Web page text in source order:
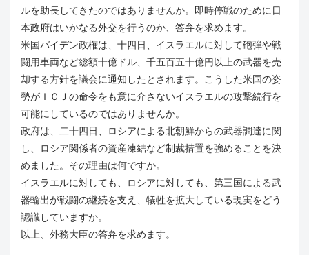
ルを助長してきたのではありませんか。即時停戦のために日
本政府はいかなる外交を行うのか、答弁を求めます。
米国バイデン政権は、十四日、イスラエルに対して砲弾や戦
闘用車両など総額十億ドル、千五百五十億円以上の武器を売
却する方針を議会に通知したとされます。こうした米国の姿
勢がＩＣＪの命令をも意に介さないイスラエルの攻撃続行を
可能にしているのではありませんか。
政府は、二十四日、ロシアによる北朝鮮からの武器調達に関
し、ロシア関係者の資産凍結など制裁措置を強めることを決
めました。その理由は何ですか。
イスラエルに対しても、ロシアに対しても、第三国による武
器輸出が戦闘の継続を支え、犠牲を拡大している現実をどう
認識していますか。
以上、外務大臣の答弁を求めます。